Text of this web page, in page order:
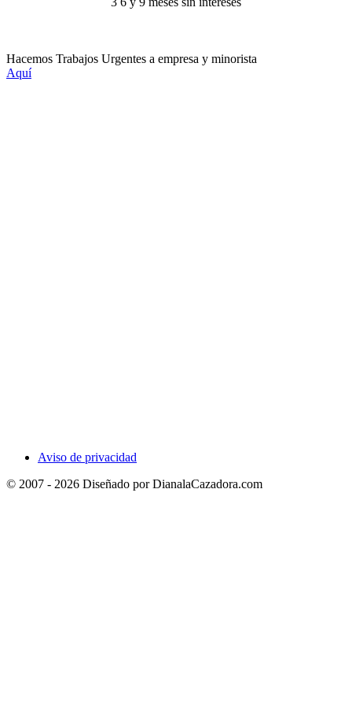
Hacemos Trabajos Urgentes a empresa y minorista
Aquí
Aviso de privacidad
© 2007 - 2026 Diseñado por DianalaCazadora.com